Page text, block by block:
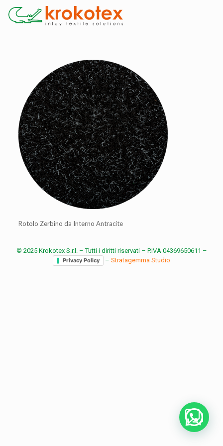
Rotolo Zerbino da Interno Antracite
© 2025 Krokotex S.r.l. – Tutti i diritti riservati – P.IVA 04369650611 –
Privacy Policy – Stratagemma Studio